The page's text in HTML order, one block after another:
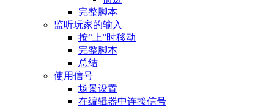
完整脚本
监听玩家的输入
按“上”时移动
完整脚本
总结
使用信号
场景设置
在编辑器中连接信号